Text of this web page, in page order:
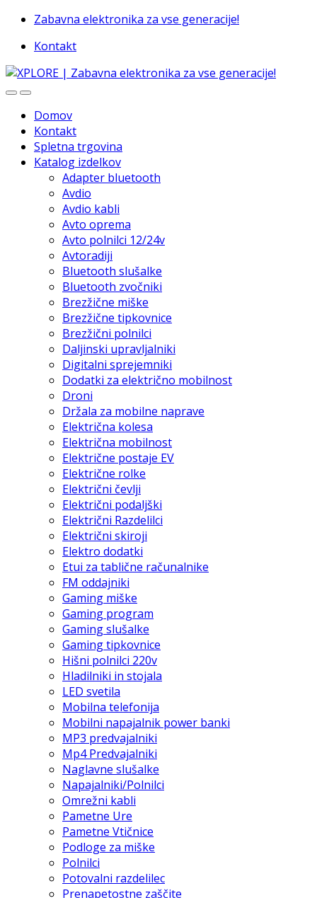
Skip
navigation
Skip
content
Zabavna elektronika za vse generacije!
Kontakt
Domov
Kontakt
Spletna trgovina
Katalog izdelkov
Adapter bluetooth
Avdio
Avdio kabli
Avto oprema
Avto polnilci 12/24v
Avtoradiji
Bluetooth slušalke
Bluetooth zvočniki
Brezžične miške
Brezžične tipkovnice
Brezžični polnilci
Daljinski upravljalniki
Digitalni sprejemniki
Dodatki za električno mobilnost
Droni
Držala za mobilne naprave
Električna kolesa
Električna mobilnost
Električne postaje EV
Električne rolke
Električni čevlji
Električni podaljški
Električni Razdelilci
Električni skiroji
Elektro dodatki
Etui za tablične računalnike
FM oddajniki
Gaming miške
Gaming program
Gaming slušalke
Gaming tipkovnice
Hišni polnilci 220v
Hladilniki in stojala
LED svetila
Mobilna telefonija
Mobilni napajalnik power banki
MP3 predvajalniki
Mp4 Predvajalniki
Naglavne slušalke
Napajalniki/Polnilci
Omrežni kabli
Pametne Ure
Pametne Vtičnice
Podloge za miške
Polnilci
Potovalni razdelilec
Prenapetostne zaščite